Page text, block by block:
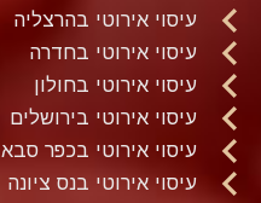
עיסוי אירוטי בהרצליה
עיסוי אירוטי בחדרה
עיסוי אירוטי בחולון
עיסוי אירוטי בירושלים
עיסוי אירוטי בכפר סבא
עיסוי אירוטי בנס ציונה